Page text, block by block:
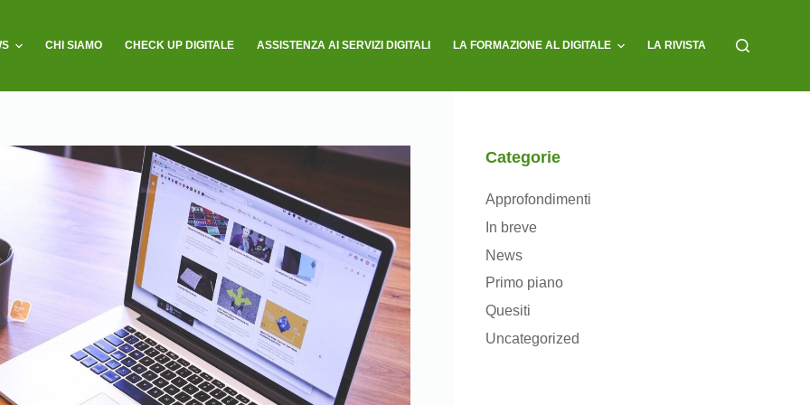
CHI SIAMO CHECK UP DIGITALE ASSISTENZA AI SERVIZI DIGITALI LA FORMAZIONE AL DIGITALE LA RIVISTA
Categorie
Approfondimenti
In breve
News
Primo piano
Quesiti
Uncategorized